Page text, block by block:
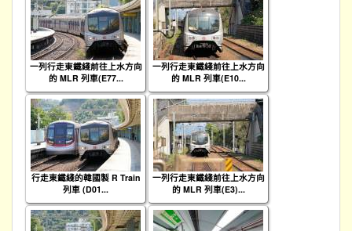
一列行走東鐵綫前往上水方向
的 MLR 列車(E77...
一列行走東鐵綫前往上水方向
的 MLR 列車(E10...
行走東鐵綫的韓國製 R Train
列車 (D01...
一列行走東鐵綫前往上水方向
的 MLR 列車(E3)...